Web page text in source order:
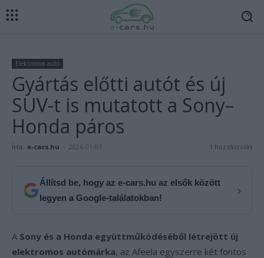
Elektromos autó
Gyártás előtti autót és új
SUV-t is mutatott a Sony–
Honda páros
Írta: e-cars.hu - 2026-01-07 1 hozzászólás
Állítsd be, hogy az e-cars.hu az elsők között
legyen a Google-találatokban!
›
A Sony és a Honda együttműködéséből létrejött új
elektromos autómárka, az Afeela egyszerre két fontos